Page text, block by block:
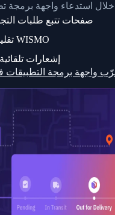
"Details":
}
]
خلال استدعاء واجهة برمجة
صفحات تتبع طلبات
تقليل استفسارات WISMO
إشعارات